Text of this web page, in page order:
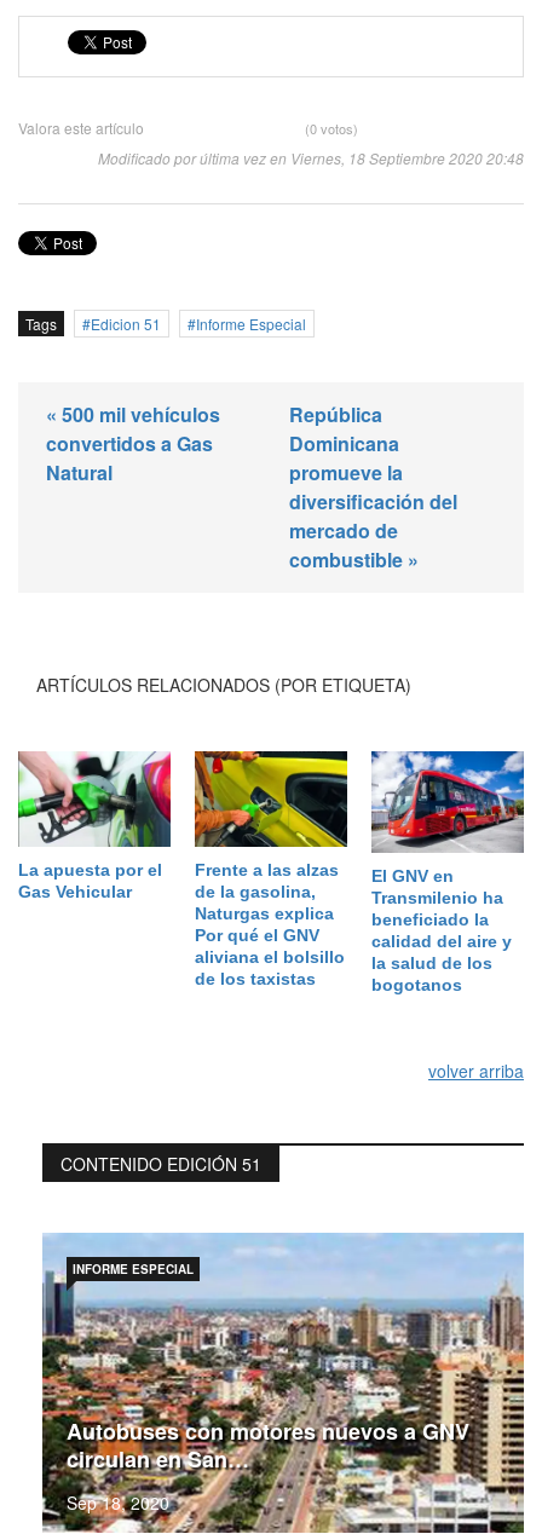
Valora este artículo (0 votos)
Modificado por última vez en Viernes, 18 Septiembre 2020 20:48
Tags Edicion 51 Informe Especial
« 500 mil vehículos
convertidos a Gas
Natural
República
Dominicana
promueve la
diversificación del
mercado de
combustible »
ARTÍCULOS RELACIONADOS (POR ETIQUETA)
La apuesta por el
Gas Vehicular
Frente a las alzas
de la gasolina,
Naturgas explica
Por qué el GNV
aliviana el bolsillo
de los taxistas
El GNV en
Transmilenio ha
beneficiado la
calidad del aire y
la salud de los
bogotanos
volver arriba
CONTENIDO EDICIÓN 51
Autobuses con motores nuevos a GNV
circulan en San…
Sep 18, 2020
INFORME ESPECIAL